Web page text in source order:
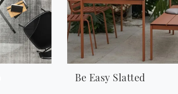
Be Easy Slatted